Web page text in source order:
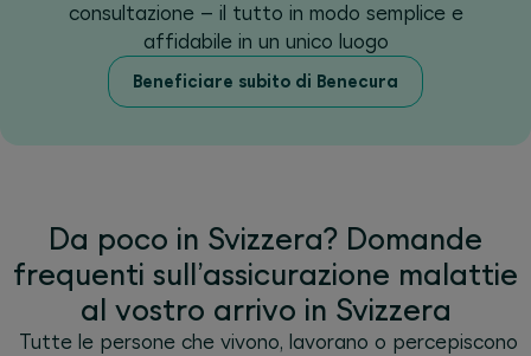
consultazione – il tutto in modo semplice e
affidabile in un unico luogo
Beneficiare subito di Benecura
Da poco in Svizzera? Domande
frequenti sull’assicurazione malattie
al vostro arrivo in Svizzera
Tutte le persone che vivono, lavorano o percepiscono